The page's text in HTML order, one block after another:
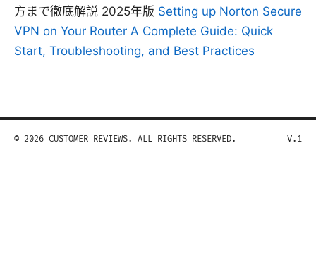
方まで徹底解説 2025年版 Setting up Norton Secure
VPN on Your Router A Complete Guide: Quick
Start, Troubleshooting, and Best Practices
© 2026 CUSTOMER REVIEWS. ALL RIGHTS RESERVED. V.1